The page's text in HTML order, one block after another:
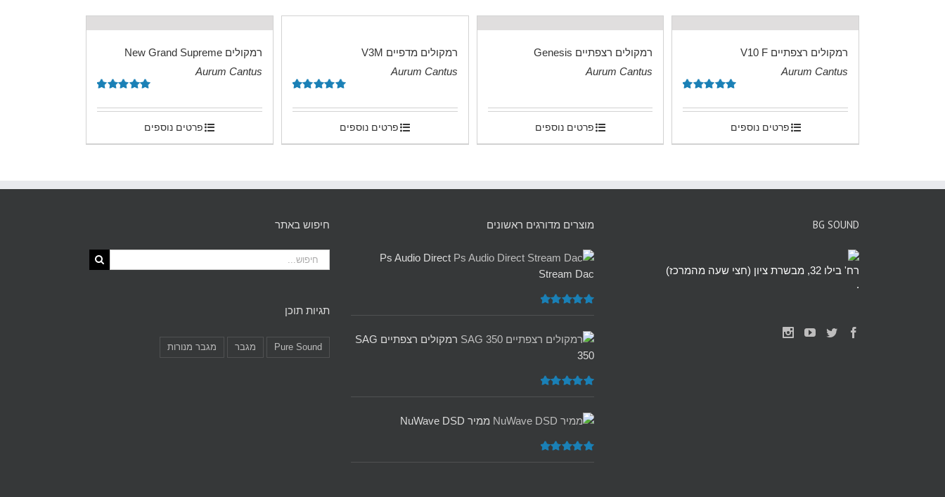
רמקולים רצפתיים V10 F
Aurum Cantus
מתוך 5
פרטים נוספים
רמקולים רצפתיים Genesis
Aurum Cantus
פרטים נוספים
רמקולים מדפיים V3M
Aurum Cantus
מתוך 5
פרטים נוספים
רמקולים New Grand Supreme
Aurum Cantus
מתוך 5
פרטים נוספים
BG SOUND
רח' בילו 32, מבשרת ציון (חצי שעה מהמרכז)
.
מוצרים מדורגים ראשונים
Ps Audio Direct
Stream Dac
דורג5.00
רמקולים רצפתיים SAG
350
דורג5.00
ממיר NuWave DSD
דורג5.00
חיפוש באתר
תגיות תוכן
Pure Sound מגבר מגבר מנורות